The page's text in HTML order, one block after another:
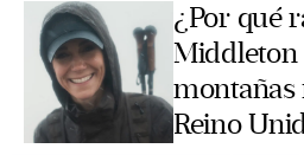
¿Por qué
Middleton
montañas
Reino